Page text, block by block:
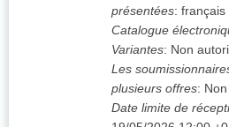
présentées: français
Catalogue
Variantes: Non
Les
plusieurs offres:
Date limite de